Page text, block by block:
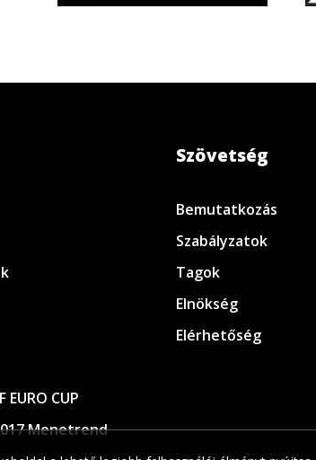
EURO CUP
Menetrend
Szövetség
Bemutatkozás
Szabályzatok
Tagok
Elnökség
Elérhetőség